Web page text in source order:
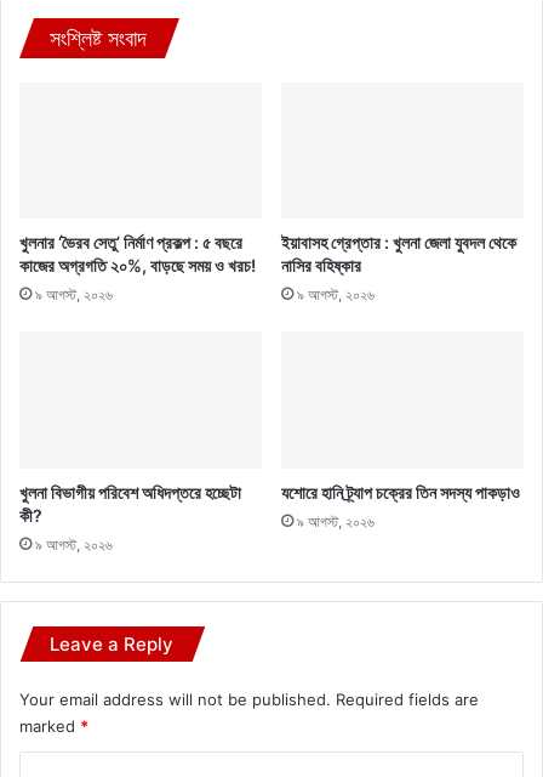
সংশ্লিষ্ট সংবাদ
খুলনার ‘ভৈরব সেতু’ নির্মাণ প্রকল্প : ৫ বছরে
কাজের অগ্রগতি ২০%, বাড়ছে সময় ও খরচ!
৯ আগস্ট, ২০২৬
ইয়াবাসহ গ্রেপ্তার : খুলনা জেলা যুবদল থেকে
নাসির বহিষ্কার
৯ আগস্ট, ২০২৬
খুলনা বিভাগীয় পরিবেশ অধিদপ্তরে হচ্ছেটা
কী?
৯ আগস্ট, ২০২৬
যশোরে হানি ট্র্যাপ চক্রের তিন সদস্য পাকড়াও
৯ আগস্ট, ২০২৬
Leave a Reply
Your email address will not be published. Required fields are
marked *